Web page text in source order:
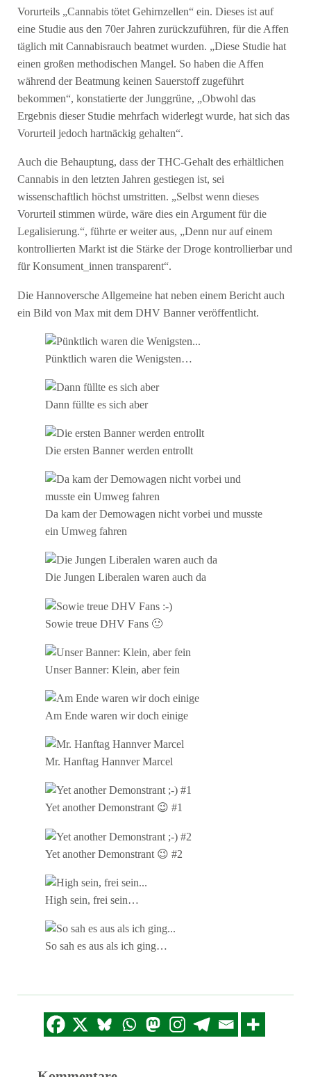
Vorurteils „Cannabis tötet Gehirnzellen“ ein. Dieses ist auf
eine Studie aus den 70er Jahren zurückzuführen, für die Affen
täglich mit Cannabisrauch beatmet wurden. „Diese Studie hat
einen großen methodischen Mangel. So haben die Affen
während der Beatmung keinen Sauerstoff zugeführt
bekommen“, konstatierte der Junggrüne, „Obwohl das
Ergebnis dieser Studie mehrfach widerlegt wurde, hat sich das
Vorurteil jedoch hartnäckig gehalten“.
Auch die Behauptung, dass der THC-Gehalt des erhältlichen
Cannabis in den letzten Jahren gestiegen ist, sei
wissenschaftlich höchst umstritten. „Selbst wenn dieses
Vorurteil stimmen würde, wäre dies ein Argument für die
Legalisierung.“, führte er weiter aus, „Denn nur auf einem
kontrollierten Markt ist die Stärke der Droge kontrollierbar und
für Konsument_innen transparent“.
Die Hannoversche Allgemeine hat neben einem Bericht auch
ein Bild von Max mit dem DHV Banner veröffentlicht.
Pünktlich waren die Wenigsten…
Dann füllte es sich aber
Die ersten Banner werden entrollt
Da kam der Demowagen nicht vorbei und musste
ein Umweg fahren
Die Jungen Liberalen waren auch da
Sowie treue DHV Fans 🙂
Unser Banner: Klein, aber fein
Am Ende waren wir doch einige
Mr. Hanftag Hannver Marcel
Yet another Demonstrant 😉 #1
Yet another Demonstrant 😉 #2
High sein, frei sein…
So sah es aus als ich ging…